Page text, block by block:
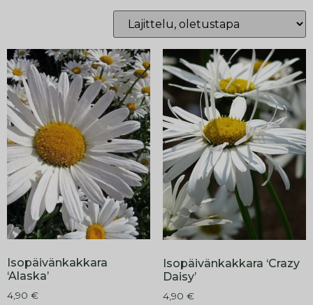
Isopäivänkakkara
‘Alaska’
4,90 €
Isopäivänkakkara ‘Crazy
Daisy’
4,90 €